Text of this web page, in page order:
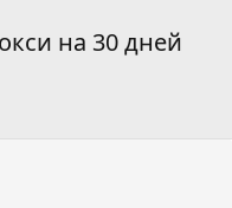
на 30 дней